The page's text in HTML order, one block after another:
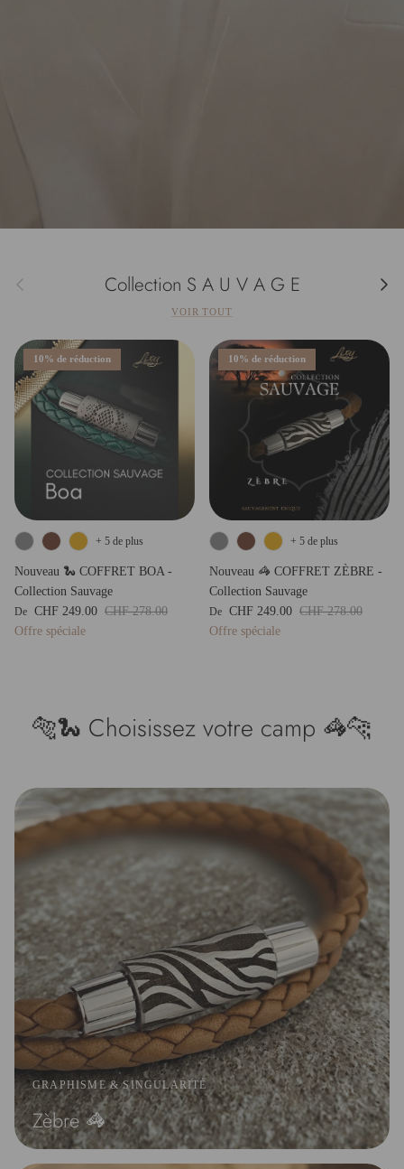
Précédent Collection S A U V A G E Suivant
VOIR TOUT
10% de réduction
Nouveau 🐍 COFFRET BOA -
Collection Sauvage
Prix soldé
De CHF 249.00 Prix habituel
CHF 278.00
Offre spéciale
+ 5 de plus
10% de réduction
Nouveau 🦓 COFFRET ZÈBRE -
Collection Sauvage
Prix soldé
De CHF 249.00 Prix habituel
CHF 278.00
Offre spéciale
+ 5 de plus
🐅🐍 Choisissez votre camp 🦓🐆
GRAPHISME & SINGULARITÉ
Zèbre 🦓